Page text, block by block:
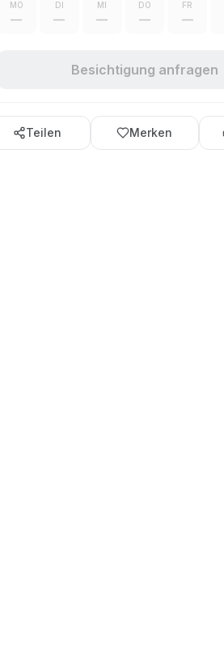
MO
—
DI
—
MI
—
DO
—
FR
—
Besichtigung anfragen
Teilen Merken